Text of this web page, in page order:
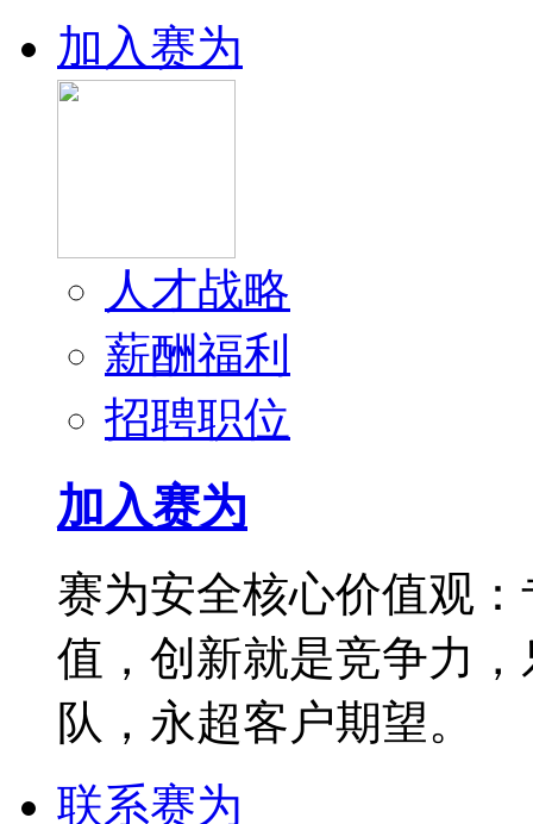
加入赛为
人才战略
薪酬福利
招聘职位
加入赛为
赛为安全核心价值观
值，创新就是竞争力
队，永超客户期望。
联系赛为